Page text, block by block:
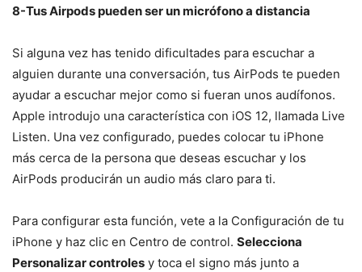
8-Tus Airpods pueden ser un micrófono a distancia
Si alguna vez has tenido dificultades para escuchar a
alguien durante una conversación, tus AirPods te pueden
ayudar a escuchar mejor como si fueran unos audífonos.
Apple introdujo una característica con iOS 12, llamada Live
Listen. Una vez configurado, puedes colocar tu iPhone
más cerca de la persona que deseas escuchar y los
AirPods producirán un audio más claro para ti.
Para configurar esta función, vete a la Configuración de tu
iPhone y haz clic en Centro de control. Selecciona
Personalizar controles y toca el signo más junto a